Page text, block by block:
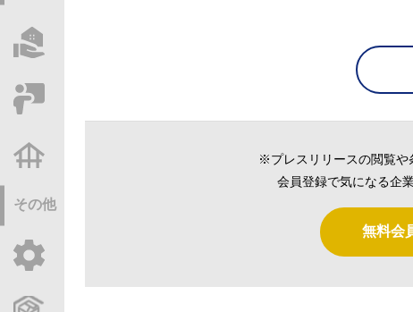
その他
※プレスリリースの閲覧や
会員登録で気になる企
無料会